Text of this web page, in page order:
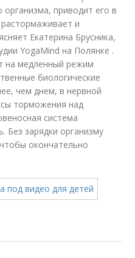
организма, приводит его в
и
Екатерина Брусника,
YogaMind на Полянке .
на медленный режим
биологические
чем днем, в нервной
торможения над
система
Без зарядки организму
окончательно